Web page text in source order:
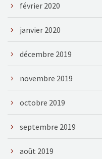
février 2020
janvier 2020
décembre 2019
novembre 2019
octobre 2019
septembre 2019
août 2019